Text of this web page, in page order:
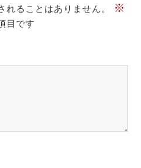
れることはありません。 ※
目です